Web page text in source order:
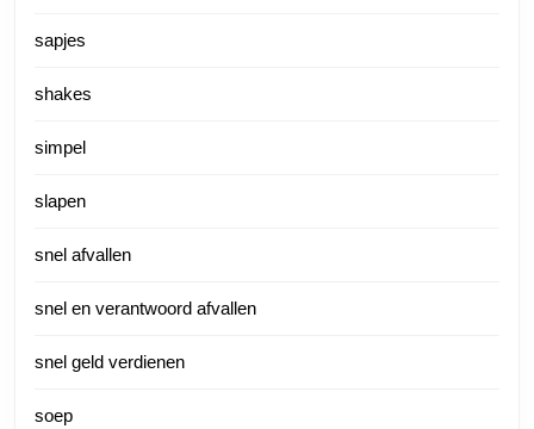
sapjes
shakes
simpel
slapen
snel afvallen
snel en verantwoord afvallen
snel geld verdienen
soep